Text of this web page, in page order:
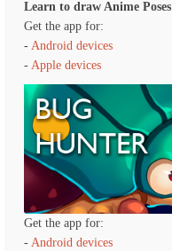
Learn to draw Anime Poses
Get the app for:
- Android devices
- Apple devices
Get the app for:
- Android devices